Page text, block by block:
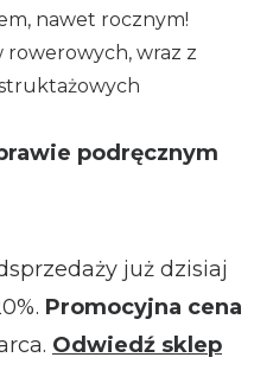
nawet rocznym!
wraz z
podręcznym
już dzisiaj
Promocyjna cena
Odwiedź sklep